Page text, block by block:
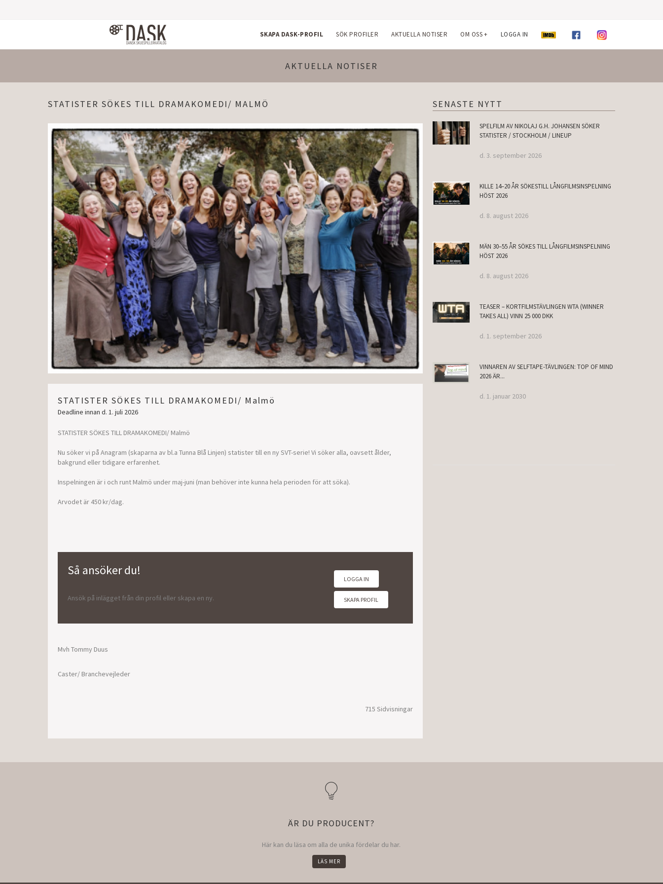
SKAPA DASK-PROFIL SÖK PROFILER AKTUELLA NOTISER OM OSS+ LOGGA IN
AKTUELLA NOTISER
STATISTER SÖKES TILL DRAMAKOMEDI/ MALMÖ
STATISTER SÖKES TILL DRAMAKOMEDI/ Malmö
Deadline innan d. 1. juli 2026
STATISTER SÖKES TILL DRAMAKOMEDI/ Malmö
Nu söker vi på Anagram (skaparna av bl.a Tunna Blå Linjen) statister till en ny SVT-serie! Vi söker alla, oavsett ålder,
bakgrund eller tidigare erfarenhet.
Inspelningen är i och runt Malmö under maj-juni (man behöver inte kunna hela perioden för att söka).
Arvodet är 450 kr/dag.
Så ansöker du!
Ansök på inlägget från din profil eller skapa en ny.
LOGGA IN
SKAPA PROFIL
Mvh Tommy Duus
Caster/ Branchevejleder
715 Sidvisningar
SENASTE NYTT
SPELFILM AV NIKOLAJ G.H. JOHANSEN SÖKER
STATISTER / STOCKHOLM / LINEUP
d. 3. september 2026
KILLE 14–20 ÅR SÖKESTILL LÅNGFILMSINSPELNING
HÖST 2026
d. 8. august 2026
MÄN 30–55 ÅR SÖKES TILL LÅNGFILMSINSPELNING
HÖST 2026
d. 8. august 2026
TEASER – KORTFILMSTÄVLINGEN WTA (WINNER
TAKES ALL) VINN 25 000 DKK
d. 1. september 2026
VINNAREN AV SELFTAPE-TÄVLINGEN: TOP OF MIND
2026 ÄR...
d. 1. januar 2030
ÄR DU PRODUCENT?
Här kan du läsa om alla de unika fördelar du har.
LÄS MER